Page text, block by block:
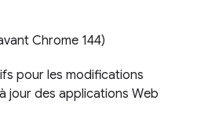
Chrome 144)
pour les modifications
jour des applications Web